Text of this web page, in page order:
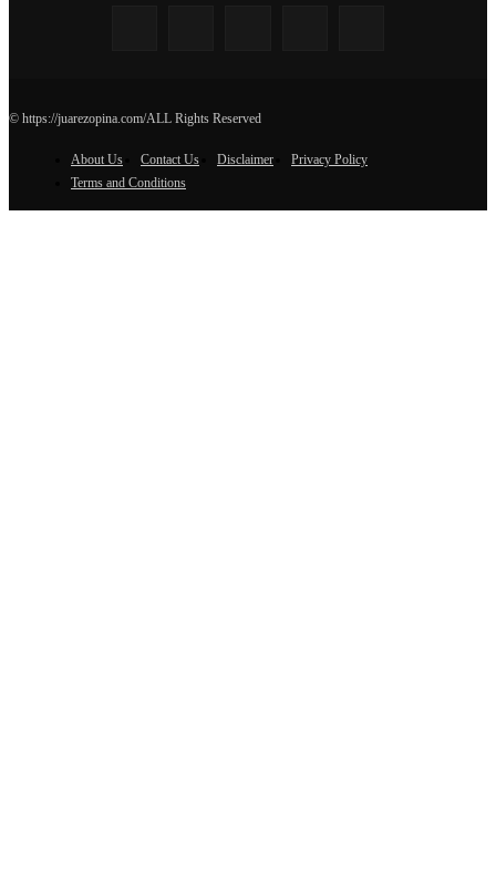
© https://juarezopina.com/ALL Rights Reserved
About Us Contact Us Disclaimer
Privacy Policy
Terms and Conditions